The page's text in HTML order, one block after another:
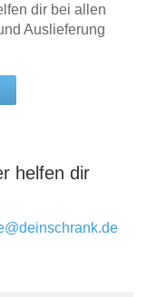
dir bei allen
Auslieferung
helfen dir